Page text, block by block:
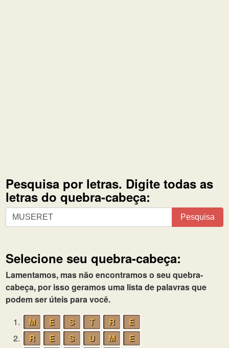
Pesquisa por letras. Digite todas as
letras do quebra-cabeça:
Pesquisa
por
todas
as
letras
do
quebra-
cabeça:
Pesquisa
Selecione seu quebra-cabeça:
Lamentamos, mas não encontramos o seu quebra-
cabeça, por isso geramos uma lista de palavras que
podem ser úteis para você.
1.
M E S T R
E
2.
R E S U M
E